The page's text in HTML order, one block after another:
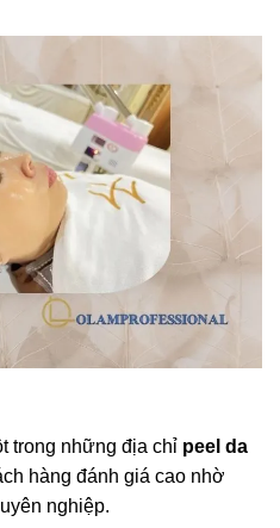
trong những địa chỉ peel da
hàng đánh giá cao nhờ
nghiệp.